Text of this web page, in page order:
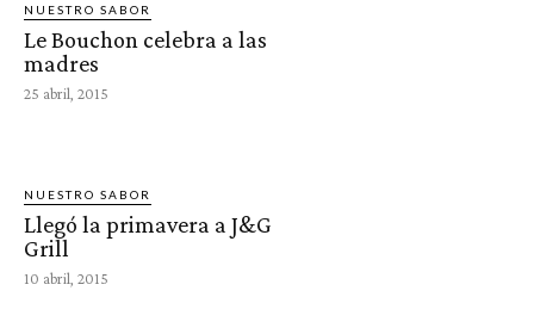
NUESTRO SABOR
Le Bouchon celebra a las
madres
25 abril, 2015
NUESTRO SABOR
Llegó la primavera a J&G
Grill
10 abril, 2015